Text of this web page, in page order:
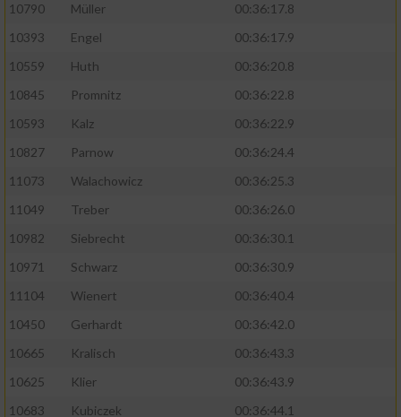
10790
Müller
00:36:17.8
10393
Engel
00:36:17.9
10559
Huth
00:36:20.8
10845
Promnitz
00:36:22.8
10593
Kalz
00:36:22.9
10827
Parnow
00:36:24.4
11073
Walachowicz
00:36:25.3
11049
Treber
00:36:26.0
10982
Siebrecht
00:36:30.1
10971
Schwarz
00:36:30.9
11104
Wienert
00:36:40.4
10450
Gerhardt
00:36:42.0
10665
Kralisch
00:36:43.3
10625
Klier
00:36:43.9
10683
Kubiczek
00:36:44.1